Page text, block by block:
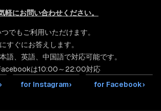
軽にお問い合わせください。
でもご利用いただけます。
すぐにお答えします。
語、英語、中国語で対応可能です。
は10:00～22:00対応
› for Instagram› for Facebook›